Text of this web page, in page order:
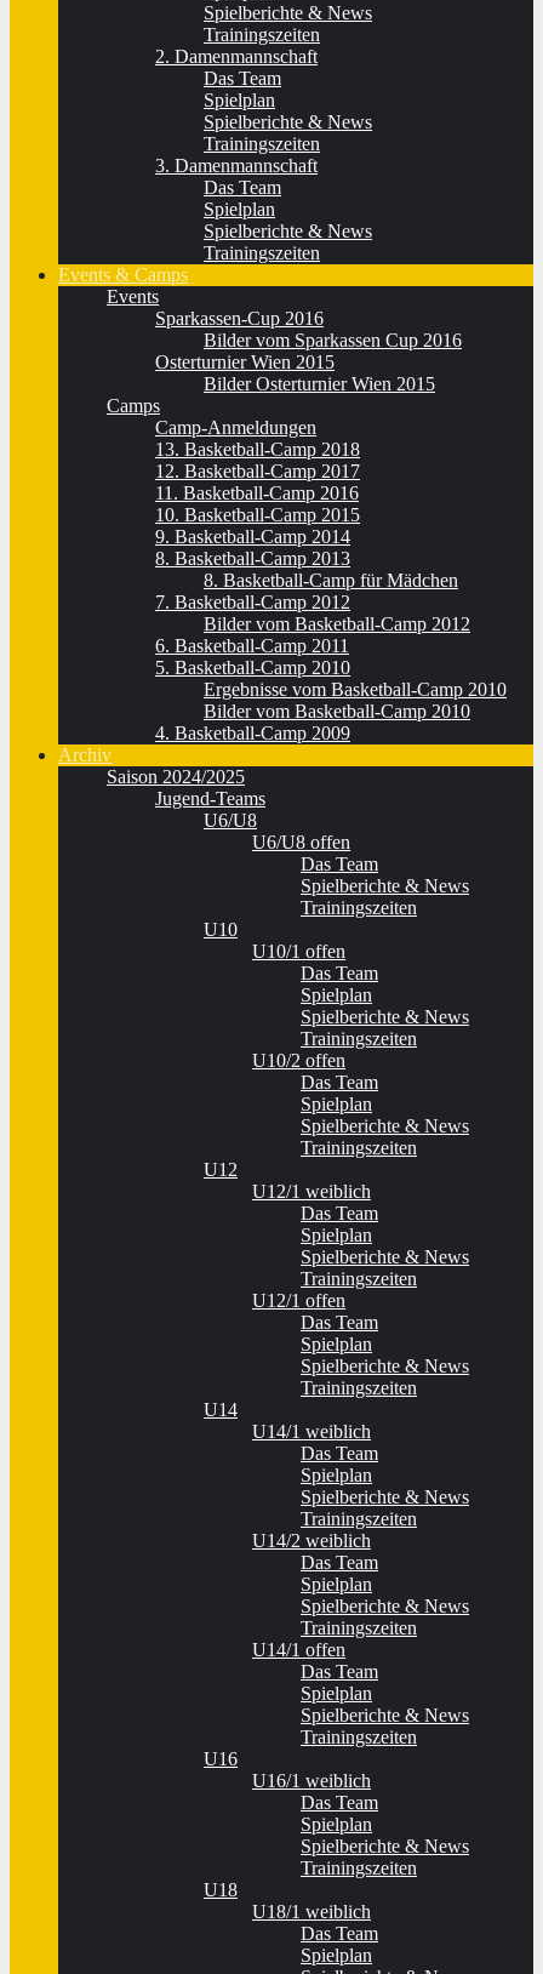
Spielberichte & News
Trainingszeiten
2. Damenmannschaft
Das Team
Spielplan
Spielberichte & News
Trainingszeiten
3. Damenmannschaft
Das Team
Spielplan
Spielberichte & News
Trainingszeiten
Events & Camps
Events
Sparkassen-Cup 2016
Bilder vom Sparkassen Cup 2016
Osterturnier Wien 2015
Bilder Osterturnier Wien 2015
Camps
Camp-Anmeldungen
13. Basketball-Camp 2018
12. Basketball-Camp 2017
11. Basketball-Camp 2016
10. Basketball-Camp 2015
9. Basketball-Camp 2014
8. Basketball-Camp 2013
8. Basketball-Camp für Mädchen
7. Basketball-Camp 2012
Bilder vom Basketball-Camp 2012
6. Basketball-Camp 2011
5. Basketball-Camp 2010
Ergebnisse vom Basketball-Camp 2010
Bilder vom Basketball-Camp 2010
4. Basketball-Camp 2009
Archiv
Saison 2024/2025
Jugend-Teams
U6/U8
U6/U8 offen
Das Team
Spielberichte & News
Trainingszeiten
U10
U10/1 offen
Das Team
Spielplan
Spielberichte & News
Trainingszeiten
U10/2 offen
Das Team
Spielplan
Spielberichte & News
Trainingszeiten
U12
U12/1 weiblich
Das Team
Spielplan
Spielberichte & News
Trainingszeiten
U12/1 offen
Das Team
Spielplan
Spielberichte & News
Trainingszeiten
U14
U14/1 weiblich
Das Team
Spielplan
Spielberichte & News
Trainingszeiten
U14/2 weiblich
Das Team
Spielplan
Spielberichte & News
Trainingszeiten
U14/1 offen
Das Team
Spielplan
Spielberichte & News
Trainingszeiten
U16
U16/1 weiblich
Das Team
Spielplan
Spielberichte & News
Trainingszeiten
U18
U18/1 weiblich
Das Team
Spielplan